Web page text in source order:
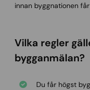
innan byggnationen
Vilka regler
bygganmälan?
Du får högst